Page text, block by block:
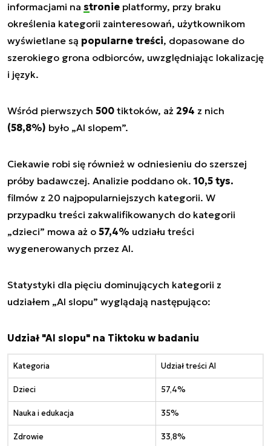
informacjami na stronie platformy, przy braku
określenia kategorii zainteresowań, użytkownikom
wyświetlane są popularne treści, dopasowane do
szerokiego grona odbiorców, uwzględniając lokalizację
i język.
Wśród pierwszych 500 tiktoków, aż 294 z nich
(58,8%) było „AI slopem”.
Ciekawie robi się również w odniesieniu do szerszej
próby badawczej. Analizie poddano ok. 10,5 tys.
filmów z 20 najpopularniejszych kategorii. W
przypadku treści zakwalifikowanych do kategorii
„dzieci” mowa aż o 57,4% udziału treści
wygenerowanych przez AI.
Statystyki dla pięciu dominujących kategorii z
udziałem „AI slopu” wyglądają następująco:
Udział "AI slopu" na Tiktoku w badaniu
Kategoria Udział treści AI
Dzieci 57,4%
Nauka i edukacja 35%
Zdrowie 33,8%